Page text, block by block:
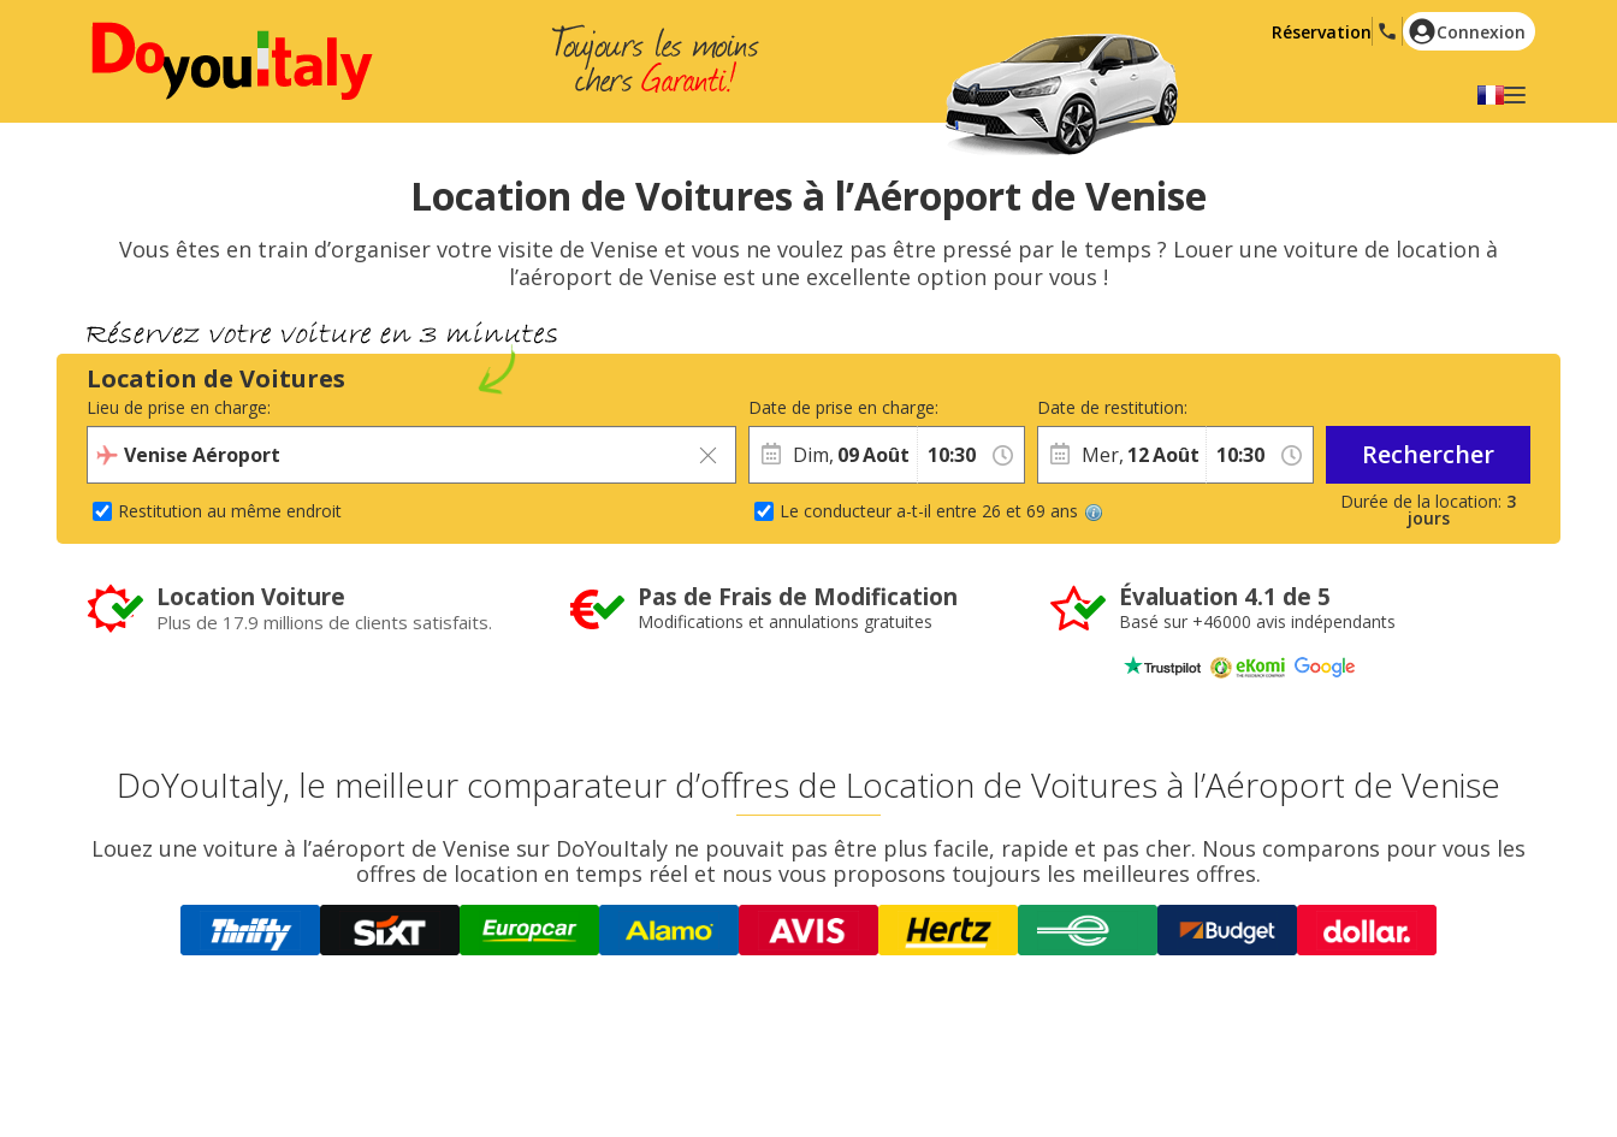
Réservation Connexion
Italiano
Nederlands
Русский
Hrvatski
العربية
Location de Voitures à l’Aéroport de Venise
Vous êtes en train d’organiser votre visite de Venise et vous ne voulez pas être pressé par le temps ? Louer une voiture de location à
l’aéroport de Venise est une excellente option pour vous !
Location de Voitures
Lieu de prise en charge:
Restitution au même endroit
Date de prise en charge:
Dim, 09Août
3
jours
Date de restitution:
Mer, 12Août
Le conducteur a-t-il entre 26 et 69 ans
Rechercher
Location Voiture
Plus de 17.9 millions de clients satisfaits.
Pas de Frais de Modification
Modifications et annulations gratuites
Évaluation 4.1 de 5
Basé sur +46000 avis indépendants
DoYouItaly, le meilleur comparateur d’offres de Location de Voitures à l’Aéroport de Venise
Louez une voiture à l’aéroport de Venise sur DoYouItaly ne pouvait pas être plus facile, rapide et pas cher. Nous comparons pour vous les
offres de location en temps réel et nous vous proposons toujours les meilleures offres.